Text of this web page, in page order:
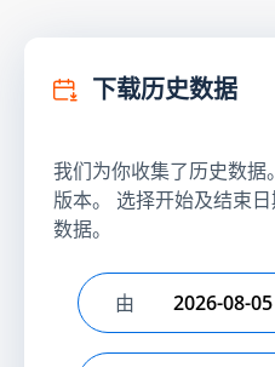
下载历史数据
我们为你收集了历史数
版本。 选择开始及结束
数据。
选择开始日期
由